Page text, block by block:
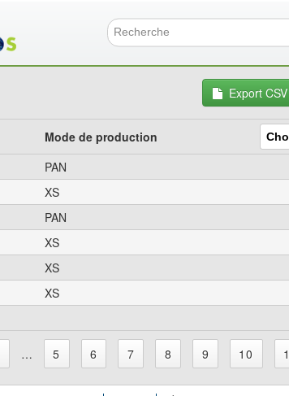
Export CSV
Mode de production
PAN
XS
PAN
XS
XS
XS
… 5 6 7 8 9 10